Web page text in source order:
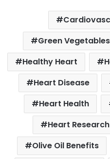
o
o
k
t
e
r
a
t
s
A
p
p
n
t
e
r
e
s
t
a
i
l
Green Vegetables
Healthy Heart
Heart Disease
Heart Health
Heart Research
Olive Oil Benefits